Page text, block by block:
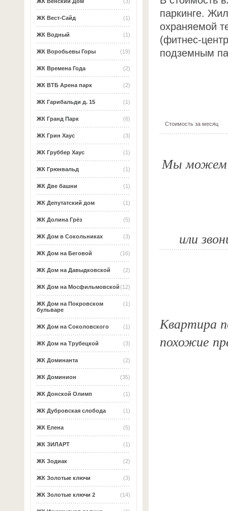
(3)
ЖК Венский Дом
(1)
ЖК Вест-Сайд
(1)
ЖК Водный
(19)
ЖК Воробьевы Горы
(2)
ЖК Времена Года
(2)
ЖК ВТБ Арена парк
(1)
ЖК Гарибальди д. 15
(6)
ЖК Гранд Парк
(3)
ЖК Грин Хаус
(1)
ЖК Груббер Хаус
(1)
ЖК Грюнвальд
(1)
ЖК Две башни
(1)
ЖК Депутатский дом
(5)
ЖК Долина Грёз
(3)
ЖК Дом в Сокольниках
(16)
ЖК Дом на Беговой
(2)
ЖК Дом на Давыдковской
(12)
ЖК Дом на Мосфильмовской
(1)
ЖК Дом на Покровском
бульваре
(1)
ЖК Дом на Соколовского
(3)
ЖК Дом на Трубецкой
(2)
ЖК Доминанта
(35)
ЖК Доминион
(1)
ЖК Донской Олимп
(1)
ЖК Дубровская слобода
(5)
ЖК Елена
(1)
ЖК ЗИЛАРТ
(2)
ЖК Зодиак
(3)
ЖК Золотые ключи
(14)
ЖК Золотые ключи 2
паркинге.
охраняемой
(фитнес-
подземным
Стоимость за месяц
Мы можем
или
Квартира
похожие